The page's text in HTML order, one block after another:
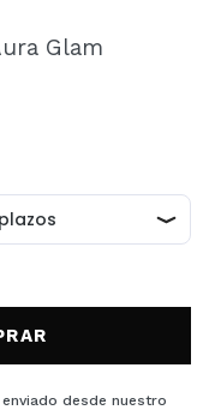
podrás realizar
de tus
Glam
desde nuestro